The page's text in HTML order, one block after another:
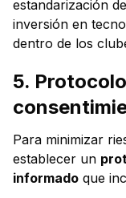
estandarización
inversión en
dentro de los
5.
Para minimizar
establecer un
informado que